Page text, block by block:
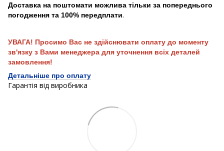
Доставка на поштомати можлива тільки за попереднього
погодження та 100% передплати.
УВАГА! Просимо Вас не здійснювати оплату до моменту
зв'язку з Вами менеджера для уточнення всіх деталей
замовлення!
Детальніше про оплату
Гарантія від виробника